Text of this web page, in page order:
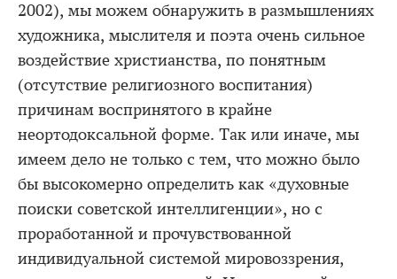
2002), мы можем обнаружить в размышлениях
художника, мыслителя и поэта очень сильное
воздействие христианства, по понятным
(отсутствие религиозного воспитания)
причинам воспринятого в крайне
неортодоксальной форме. Так или иначе, мы
имеем дело не только с тем, что можно было
бы высокомерно определить как «духовные
поиски советской интеллигенции», но с
проработанной и прочувствованной
индивидуальной системой мировоззрения,